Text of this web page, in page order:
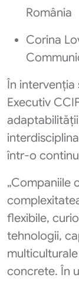
România
Corina
În intervenția
Executiv
într-o
„Companiile
flexibile,
tehnologii,
concrete. În